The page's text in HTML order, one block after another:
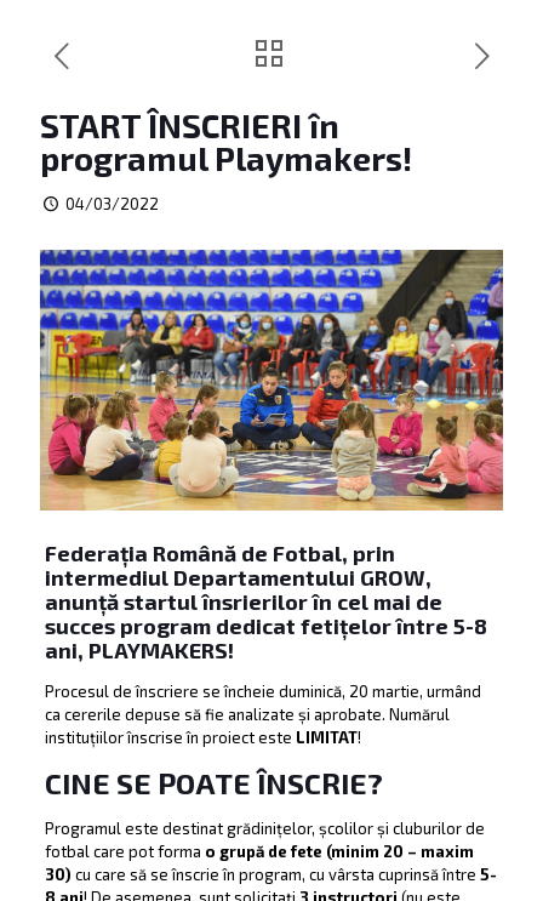
START ÎNSCRIERI în
programul Playmakers!
04/03/2022
Federația Română de Fotbal, prin
intermediul Departamentului GROW,
anunță startul însrierilor în cel mai de
succes program dedicat fetițelor între 5-8
ani, PLAYMAKERS!
Procesul de înscriere se încheie duminică, 20 martie, urmând
ca cererile depuse să fie analizate și aprobate. Numărul
instituțiilor înscrise în proiect este LIMITAT!
CINE SE POATE ÎNSCRIE?
Programul este destinat grădinițelor, școlilor și cluburilor de
fotbal care pot forma o grupă de fete (minim 20 – maxim
30) cu care să se înscrie în program, cu vârsta cuprinsă între 5-